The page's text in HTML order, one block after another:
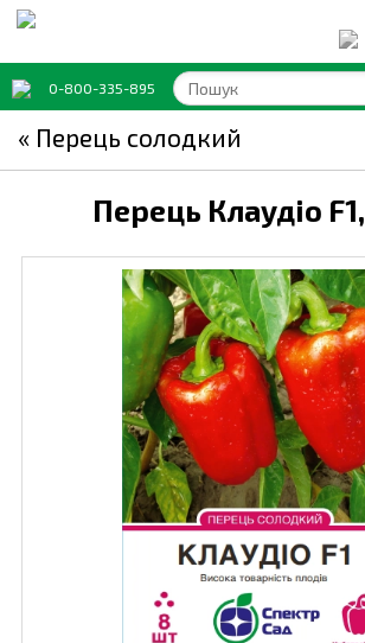
0-800-335-895
« Перець солодкий
Перець Клаудіо F1,